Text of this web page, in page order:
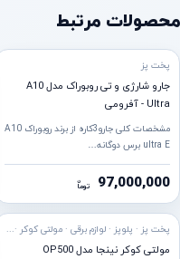
محصولات مرتبط
پخت پز
جارو شارژی و تی روبوراک مدل A10
Ultra - آفرومی
مشخصات کلی جارو3کاره از برند روبوراک A10
ultra E برس دوگانه…
97,000,000 توما
ن
ارسال
پخت پز · پلوپز · لوازم برقی · مولتی کوکر · هواپز
مولتی کوکر نینجا مدل OP500